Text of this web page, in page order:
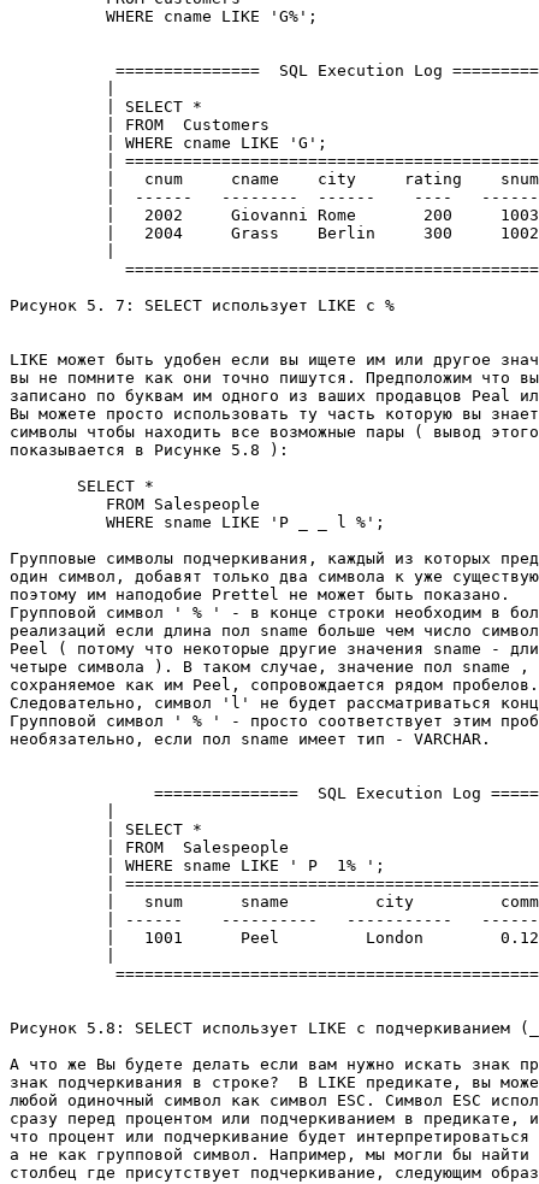
          WHERE cname LIKE 'G%';
===============  SQL Execution Log
| SELECT *
| FROM  Customers
| WHERE cname LIKE 'G';
|
|   cnum     cname    city     rating
|  ------   --------  ------    ----
|   2002     Giovanni Rome       200
|   2004     Grass    Berlin     300
Рисунок 5. 7: SELECT использует LIKE с %
LIKE может быть удобен если вы ищете им или другое
вы не помните как они точно пишутся. Предположим что
записано по буквам им одного из ваших продавцов Peal
Вы можете просто использовать ту часть которую вы
символы чтобы находить все возможные пары ( вывод
показывается в Рисунке 5.8 ):
       SELECT *
          FROM Salespeople
          WHERE sname LIKE 'P _ _ l %';
Групповые символы подчеркивания, каждый из которых
один символ, добавят только два символа к уже
поэтому им наподобие Prettel не может быть показано.
Групповой символ ' % ' - в конце строки необходим в
реализаций если длина пол sname больше чем число
Peel ( потому что некоторые другие значения sname -
четыре символа ). В таком случае, значение пол sname ,
сохраняемое как им Peel, сопровождается рядом
Следовательно, символ 'l' не будет рассматриваться
Групповой символ ' % ' - просто соответствует этим
необязательно, если пол sname имеет тип - VARCHAR.
===============  SQL Execution Log
| SELECT *
| FROM  Salespeople
| WHERE sname LIKE ' P  1% ';
|
|   snum      sname         city
| ------    ----------   -----------
|   1001      Peel         London
Рисунок 5.8: SELECT использует LIKE с подчеркиванием
А что же Вы будете делать если вам нужно искать знак
знак подчеркивания в строке?  В LIKE предикате, вы
любой одиночный символ как символ ESC. Символ ESC
сразу перед процентом или подчеркиванием в предикате,
что процент или подчеркивание будет
а не как групповой символ. Например, мы могли бы найти
столбец где присутствует подчеркивание, следующим